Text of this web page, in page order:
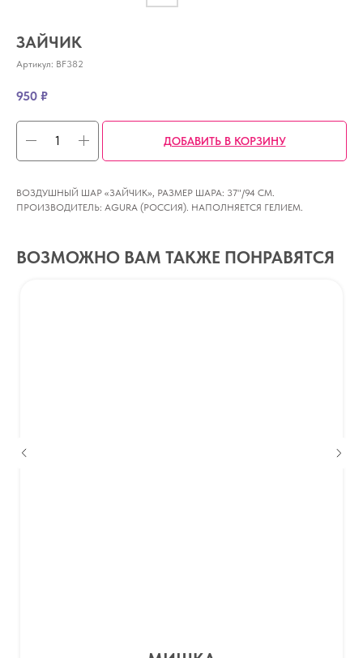
ЗАЙЧИК
Артикул: BF382
950 ₽
ДОБАВИТЬ В КОРЗИНУ
ВОЗДУШНЫЙ ШАР «ЗАЙЧИК», РАЗМЕР ШАРА: 37"/94 СМ.
ПРОИЗВОДИТЕЛЬ: AGURA (РОССИЯ). НАПОЛНЯЕТСЯ ГЕЛИЕМ.
ВОЗМОЖНО ВАМ ТАКЖЕ ПОНРАВЯТСЯ